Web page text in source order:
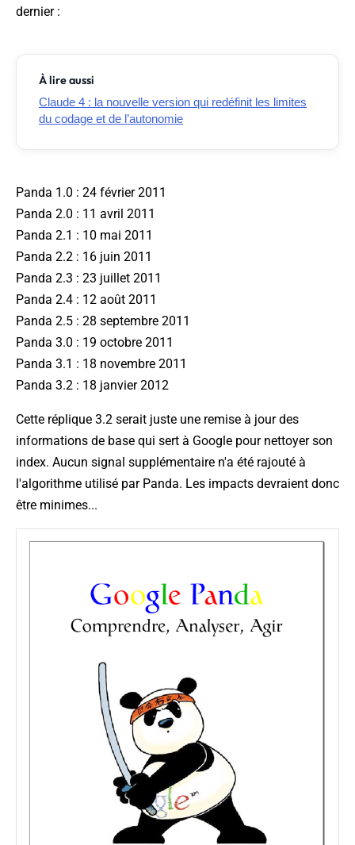
dernier :
À lire aussi
Claude 4 : la nouvelle version qui redéfinit les limites
du codage et de l’autonomie
Panda 1.0 : 24 février 2011
Panda 2.0 : 11 avril 2011
Panda 2.1 : 10 mai 2011
Panda 2.2 : 16 juin 2011
Panda 2.3 : 23 juillet 2011
Panda 2.4 : 12 août 2011
Panda 2.5 : 28 septembre 2011
Panda 3.0 : 19 octobre 2011
Panda 3.1 : 18 novembre 2011
Panda 3.2 : 18 janvier 2012
Cette réplique 3.2 serait juste une remise à jour des
informations de base qui sert à Google pour nettoyer son
index. Aucun signal supplémentaire n'a été rajouté à
l'algorithme utilisé par Panda. Les impacts devraient donc
être minimes...